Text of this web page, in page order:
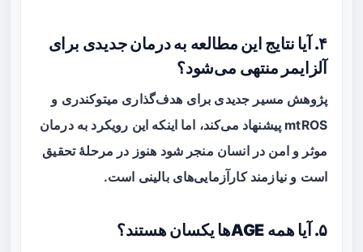
۴. آیا نتایج این مطالعه به درمان جدیدی برای
آلزایمر منتهی می‌شود؟
پژوهش مسیر جدیدی برای هدف‌گذاری میتوکندری و
mtROS پیشنهاد می‌کند، اما اینکه این رویکرد به درمان
موثر و امن در انسان منجر شود هنوز در مرحلهٔ تحقیق
است و نیازمند کارآزمایی‌های بالینی است.
۵. آیا همه AGEها یکسان هستند؟